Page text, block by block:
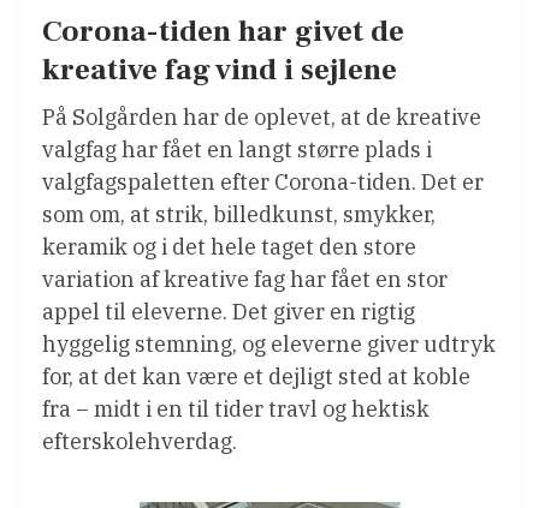
Corona-tiden har givet de
kreative fag vind i sejlene
På Solgården har de oplevet, at de kreative
valgfag har fået en langt større plads i
valgfagspaletten efter Corona-tiden. Det er
som om, at strik, billedkunst, smykker,
keramik og i det hele taget den store
variation af kreative fag har fået en stor
appel til eleverne. Det giver en rigtig
hyggelig stemning, og eleverne giver udtryk
for, at det kan være et dejligt sted at koble
fra – midt i en til tider travl og hektisk
efterskolehverdag.